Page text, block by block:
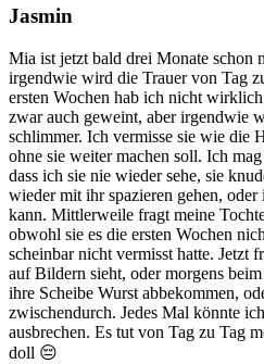
Jasmin
Mia ist jetzt bald drei Monate schon
irgendwie wird die Trauer von Tag
ersten Wochen hab ich nicht
zwar auch geweint, aber irgendwie
schlimmer. Ich vermisse sie wie die
ohne sie weiter machen soll. Ich
dass ich sie nie wieder sehe, sie
wieder mit ihr spazieren gehen, oder
kann. Mittlerweile fragt meine
obwohl sie es die ersten Wochen
scheinbar nicht vermisst hatte. Jetzt
auf Bildern sieht, oder morgens
ihre Scheibe Wurst abbekommen,
zwischendurch. Jedes Mal könnte
ausbrechen. Es tut von Tag zu Tag
doll 😔